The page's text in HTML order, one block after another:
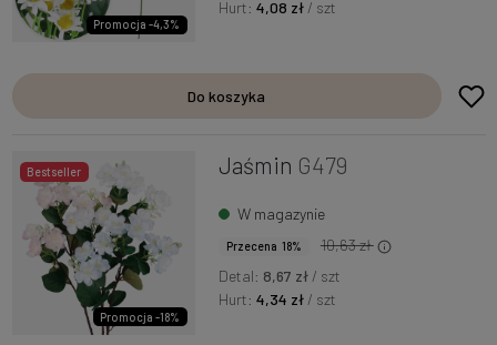
Promocja -4,3%
Hurt:4,08 zł / szt
Do koszyka
Bestseller
Promocja -18%
Jaśmin G479
W magazynie
Przecena 18%
10,63 zł
Detal: 8,67 zł/ szt
Hurt:4,34 zł/ szt